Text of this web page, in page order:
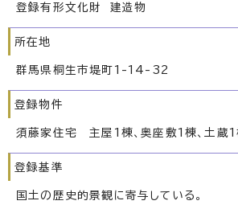
登録有形文化財 建造物
所在地
群馬県桐生市堤町1-14-32
登録物件
須藤家住宅 主屋1棟、奥座敷1棟、土蔵1
登録基準
国土の歴史的景観に寄与している。